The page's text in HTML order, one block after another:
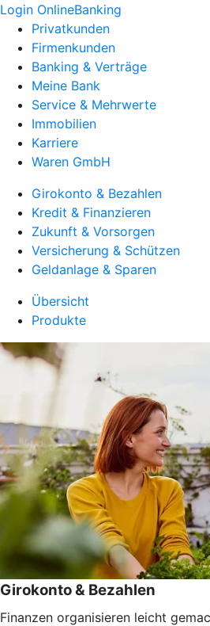
Login OnlineBanking
Privatkunden
Firmenkunden
Banking & Verträge
Meine Bank
Service & Mehrwerte
Immobilien
Karriere
Waren GmbH
Girokonto & Bezahlen
Kredit & Finanzieren
Zukunft & Vorsorgen
Versicherung & Schützen
Geldanlage & Sparen
Übersicht
Produkte
Girokonto & Bezahlen
Finanzen organisieren leicht